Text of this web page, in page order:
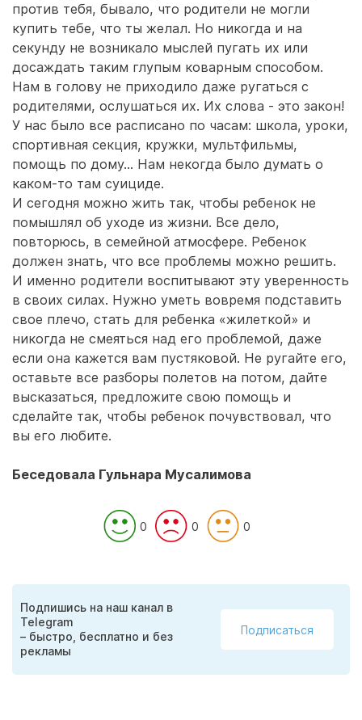
против тебя, бывало, что родители не могли
купить тебе, что ты желал. Но никогда и на
секунду не возникало мыслей пугать их или
досаждать таким глупым коварным способом.
Нам в голову не приходило даже ругаться с
родителями, ослушаться их. Их слова - это закон!
У нас было все расписано по часам: школа, уроки,
спортивная секция, кружки, мультфильмы,
помощь по дому... Нам некогда было думать о
каком-то там суициде.
И сегодня можно жить так, чтобы ребенок не
помышлял об уходе из жизни. Все дело,
повторюсь, в семейной атмосфере. Ребенок
должен знать, что все проблемы можно решить.
И именно родители воспитывают эту уверенность
в своих силах. Нужно уметь вовремя подставить
свое плечо, стать для ребенка «жилеткой» и
никогда не смеяться над его проблемой, даже
если она кажется вам пустяковой. Не ругайте его,
оставьте все разборы полетов на потом, дайте
высказаться, предложите свою помощь и
сделайте так, чтобы ребенок почувствовал, что
вы его любите.
Беседовала Гульнара Мусалимова
0 0 0
Подпишись на наш канал в
Telegram
– быстро, бесплатно и без
рекламы
Подписаться